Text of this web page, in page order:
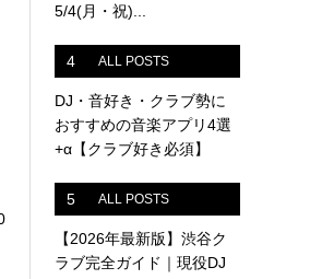
5/4(月・祝)...
4 ALL POSTS
DJ・音好き・クラブ勢に
おすすめの音楽アプリ4選
+α【クラブ好き必須】
5 ALL POSTS
【2026年最新版】渋谷ク
ラブ完全ガイド｜現役DJ